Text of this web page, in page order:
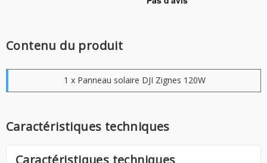
Contenu du produit
1 x Panneau solaire DJI Zignes 120W
Caractéristiques techniques